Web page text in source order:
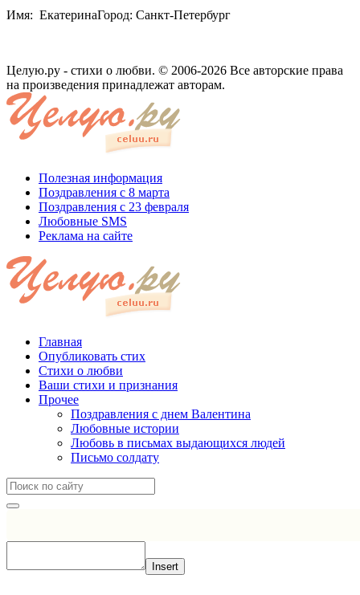
Имя: ЕкатеринаГород: Санкт-Петербург
Целую.ру - стихи о любви. © 2006-2026 Все авторские права
на произведения принадлежат авторам.
Полезная информация
Поздравления с 8 марта
Поздравления с 23 февраля
Любовные SMS
Реклама на сайте
Главная
Опубликовать стих
Стихи о любви
Ваши стихи и признания
Прочее
Поздравления с днем Валентина
Любовные истории
Любовь в письмах выдающихся людей
Письмо солдату
Insert